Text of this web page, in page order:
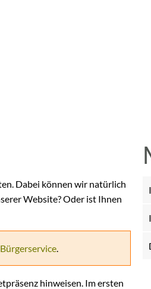
Dabei können wir natürlich
Website? Oder ist Ihnen
Bürgerservice.
hinweisen. Im ersten